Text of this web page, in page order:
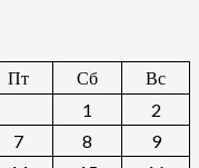
Пт Сб
Вс
1
2
7 8
9